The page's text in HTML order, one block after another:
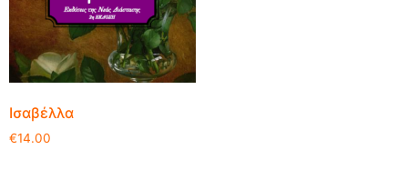
Ισαβέλλα
€14.00